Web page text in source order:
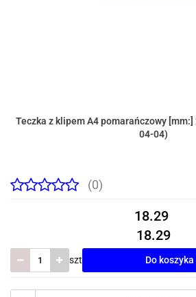
Teczka z klipem A4 pomarańczowy
04-04)
(0)
18.29
18.29
szt Do koszyka